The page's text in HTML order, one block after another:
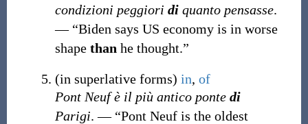
condizioni peggiori diquanto pensasse.
— “Biden says US economy is in worse
shape than he thought.”
(in superlative forms) in, of
Pont Neuf è il più antico ponte di
Parigi. — “Pont Neuf is the oldest